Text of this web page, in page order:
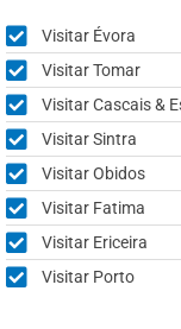
Visitar Évora
Visitar Tomar
Visitar Cascais &
Visitar Sintra
Visitar Obidos
Visitar Fatima
Visitar Ericeira
Visitar Porto